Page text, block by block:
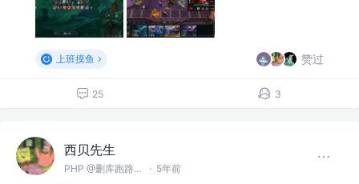
上班摸鱼 赞过
25 3
西贝先生
PHP @删库跑路（郑州）有限公司 · 5年前